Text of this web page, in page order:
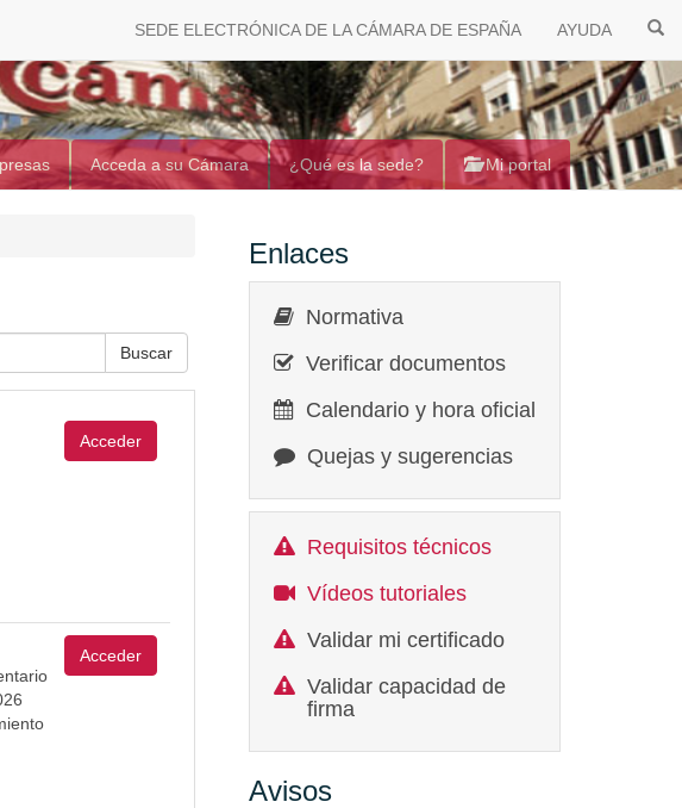
SEDE ELECTRÓNICA DE LA CÁMARA DE ESPAÑA AYUDA
Acceda a su Cámara ¿Qué es la sede? Mi portal
Acceder
Acceder
Enlaces
Normativa
Verificar documentos
Calendario y hora oficial
Quejas y sugerencias
Requisitos técnicos
Vídeos tutoriales
Validar mi certificado
Validar capacidad de
firma
Avisos